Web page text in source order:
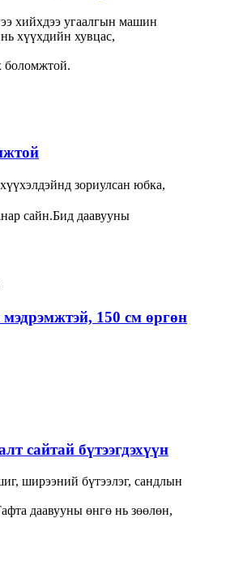
хийхдээ угаалгын машин
хүүхдийн хувцас,
боломжтой.
зориулсан юбка,
сайн.Бид даавууны
мэдрэмжтэй, 150 см өргөн
сайтай бүтээгдэхүүн
ширээний бүтээлэг, сандлын
даавууны өнгө нь зөөлөн,